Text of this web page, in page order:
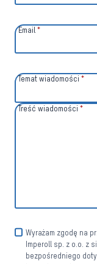
Email *
Temat wiadomości *
Treść wiadomości *
Wyrażam zgodę na
Imperoll sp. z o.o. z
bezpośredniego